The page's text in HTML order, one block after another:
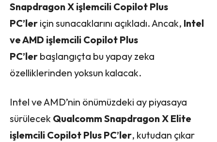
Snapdragon X işlemcili Copilot Plus
PC’ler için sunacaklarını açıkladı. Ancak, Intel
ve AMD işlemcili Copilot Plus
PC’ler başlangıçta bu yapay zeka
özelliklerinden yoksun kalacak.
Intel ve AMD’nin önümüzdeki ay piyasaya
sürülecek Qualcomm Snapdragon X Elite
işlemcili Copilot Plus PC’ler, kutudan çıkar